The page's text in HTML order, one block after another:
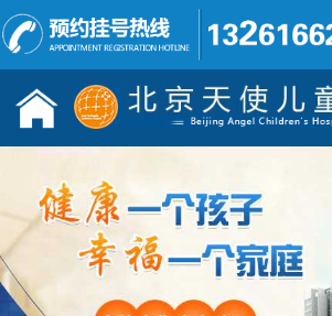
儿童发育行为科门诊
多动症 抽动症
发育迟缓
语言障碍
遗尿症
矮小症
自闭症
注意力不集